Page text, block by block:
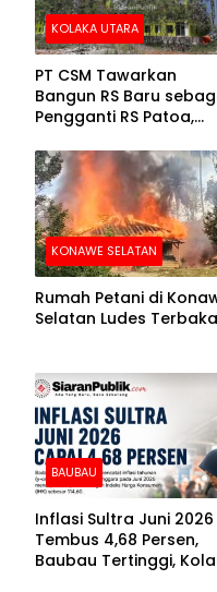
KOLAKA UTARA
PT CSM Tawarkan
Bangun RS Baru
Pengganti RS Patoa,
Kolut
KONAWE SELATAN
Rumah Petani di
Selatan Ludes
BAUBAU
Inflasi Sultra Juni 2026
Tembus 4,68 Persen,
Baubau Tertinggi,